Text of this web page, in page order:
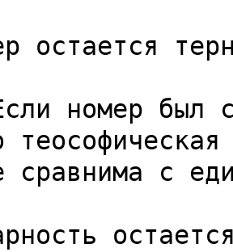
остается
номер был
сравнима с